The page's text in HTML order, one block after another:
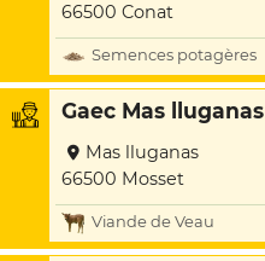
66500 Conat
Semences potagères
Gaec Mas lluganas
Mas lluganas
66500 Mosset
Viande de Veau